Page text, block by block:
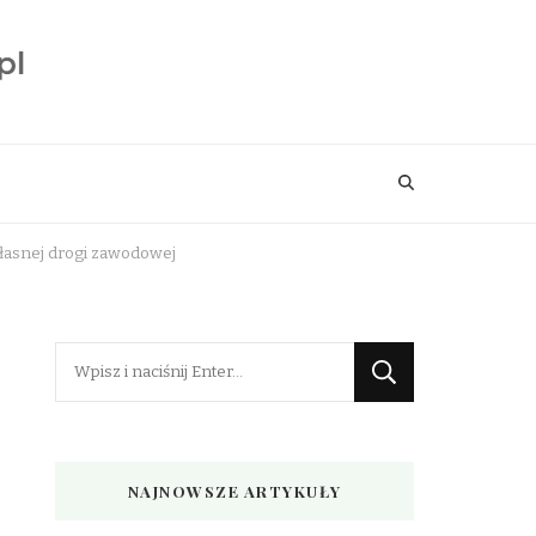
drogi zawodowej
NAJNOWSZE ARTYKUŁY